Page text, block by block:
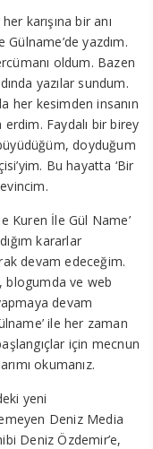
karışına bir anı
Gülname’de yazdım.
oldum. Bazen
yazılar sundum.
her kesimden insanın
erdim. Faydalı bir birey
doyduğum
Bu hayatta ‘Bir
Kuren İle Gül Name’
kararlar
devam edeceğim.
blogumda ve web
devam
ile her zaman
için mecnun
okumanız.
yeni
Deniz Media
Deniz Özdemir’e,